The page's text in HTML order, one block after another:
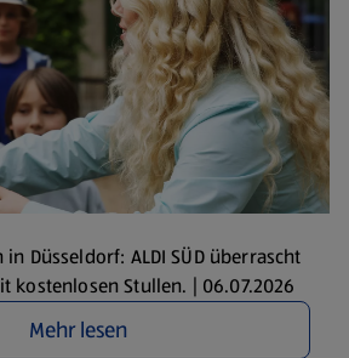
Düsseldorf: ALDI SÜD überrascht
kostenlosen Stullen. | 06.07.2026
Mehr lesen